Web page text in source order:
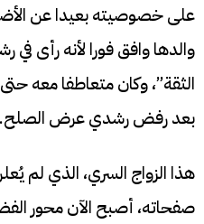
على خصوصيته بعيدا عن
والدها وافق فورا لأنه رأى
الثقة”، وكان متعاطفا معه
بعد رفض رشدي عرض الصلح.
هذا الزواج السري، الذي لم
صفحاته، أصبح الآن محور